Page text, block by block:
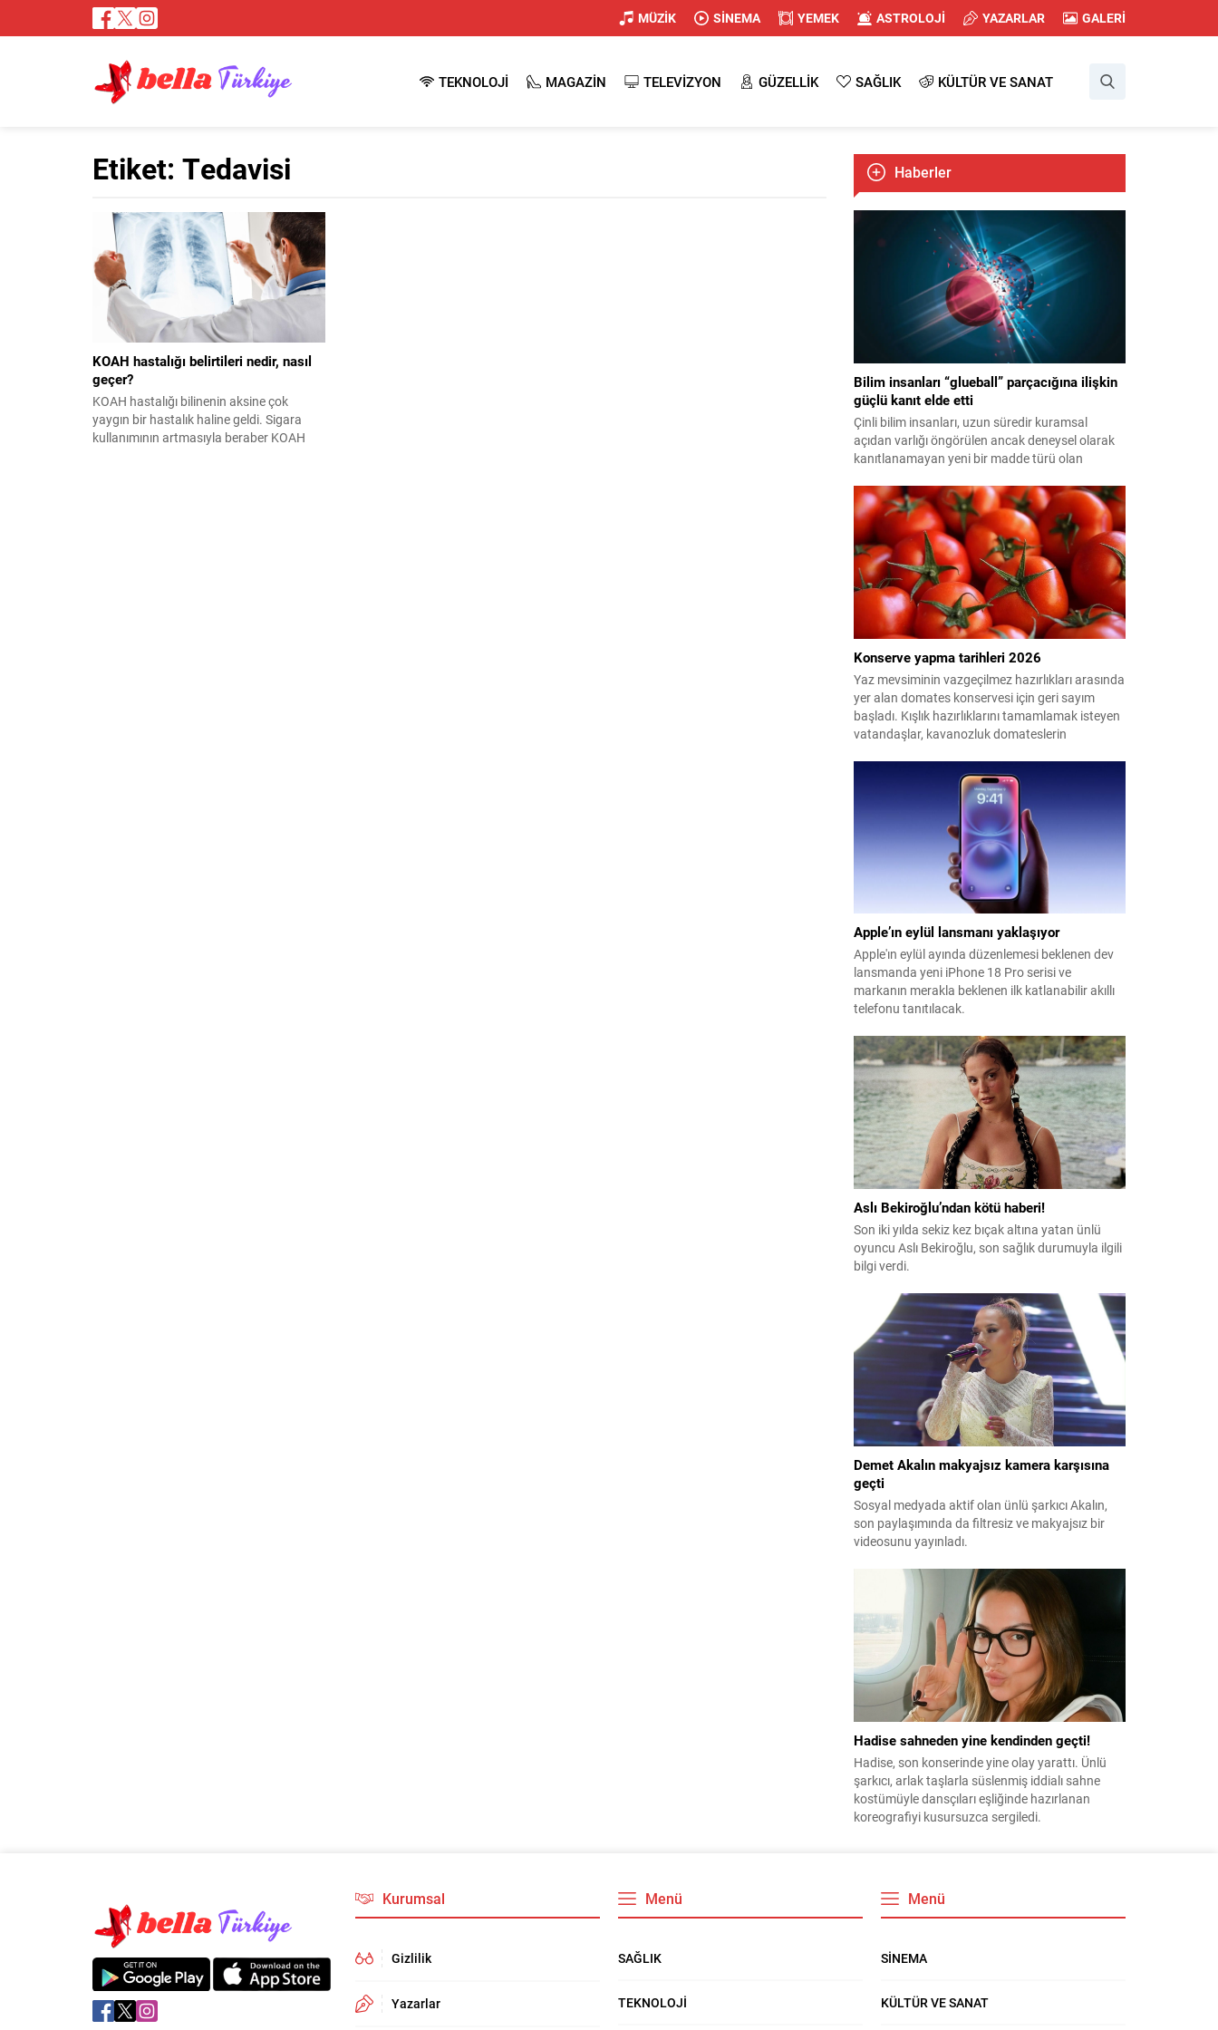
MÜZİK SİNEMA YEMEK ASTROLOJİ YAZARLAR GALERİ
TEKNOLOJİ MAGAZİN TELEVİZYON GÜZELLİK SAĞLIK KÜLTÜR VE SANAT
Etiket: Tedavisi
KOAH hastalığı belirtileri nedir, nasıl
geçer?
KOAH hastalığı bilinenin aksine çok
yaygın bir hastalık haline geldi. Sigara
kullanımının artmasıyla beraber KOAH
Haberler
Bilim insanları “glueball” parçacığına ilişkin
güçlü kanıt elde etti
Çinli bilim insanları, uzun süredir kuramsal
açıdan varlığı öngörülen ancak deneysel olarak
kanıtlanamayan yeni bir madde türü olan
kanıt elde etti.
Konserve yapma tarihleri 2026
Yaz mevsiminin vazgeçilmez hazırlıkları arasında
yer alan domates konservesi için geri sayım
başladı. Kışlık hazırlıklarını tamamlamak isteyen
vatandaşlar, kavanozluk domateslerin
olacağını araştırıyor. Peki 2026'da konserve
yapılacak domates ne zaman çıkacak? İşte en
Apple’ın eylül lansmanı yaklaşıyor
Apple'ın eylül ayında düzenlemesi beklenen dev
lansmanda yeni iPhone 18 Pro serisi ve
markanın merakla beklenen ilk katlanabilir akıllı
telefonu tanıtılacak.
Aslı Bekiroğlu’ndan kötü haberi!
Son iki yılda sekiz kez bıçak altına yatan ünlü
oyuncu Aslı Bekiroğlu, son sağlık durumuyla ilgili
bilgi verdi.
Demet Akalın makyajsız kamera karşısına
geçti
Sosyal medyada aktif olan ünlü şarkıcı Akalın,
son paylaşımında da filtresiz ve makyajsız bir
videosunu yayınladı.
Hadise sahneden yine kendinden geçti!
Hadise, son konserinde yine olay yarattı. Ünlü
şarkıcı, arlak taşlarla süslenmiş iddialı sahne
kostümüyle dansçıları eşliğinde hazırlanan
koreografiyi kusursuzca sergiledi.
Kurumsal
Gizlilik
Yazarlar
Menü
SAĞLIK
TEKNOLOJİ
Menü
SİNEMA
KÜLTÜR VE SANAT